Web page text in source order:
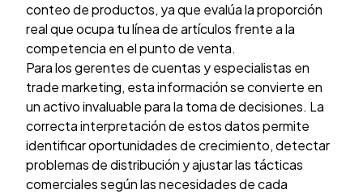
conteo de productos, ya que evalúa la proporción
real que ocupa tu línea de artículos frente a la
competencia en el punto de venta.
Para los gerentes de cuentas y especialistas en
trade marketing, esta información se convierte en
un activo invaluable para la toma de decisiones. La
correcta interpretación de estos datos permite
identificar oportunidades de crecimiento, detectar
problemas de distribución y ajustar las tácticas
comerciales según las necesidades de cada